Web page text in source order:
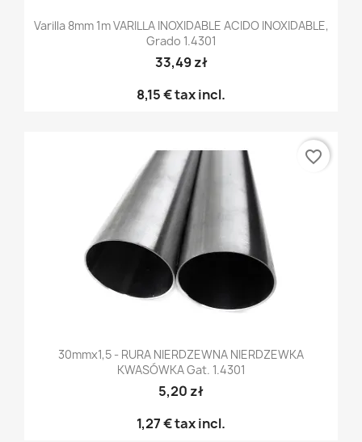
Varilla 8mm 1m VARILLA INOXIDABLE ACIDO INOXIDABLE,
Grado 1.4301
33,49 zł
8,15 €tax incl.
30mmx1,5 - RURA NIERDZEWNA NIERDZEWKA
KWASÓWKA Gat. 1.4301
5,20 zł
1,27 €tax incl.
favorite_border